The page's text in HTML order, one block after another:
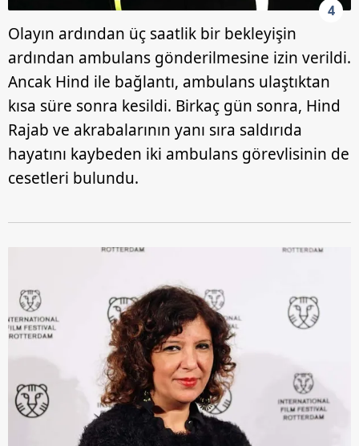
4
Olayın ardından üç saatlik bir bekleyişin
ardından ambulans gönderilmesine izin verildi.
Ancak Hind ile bağlantı, ambulans ulaştıktan
kısa süre sonra kesildi. Birkaç gün sonra, Hind
Rajab ve akrabalarının yanı sıra saldırıda
hayatını kaybeden iki ambulans görevlisinin de
cesetleri bulundu.